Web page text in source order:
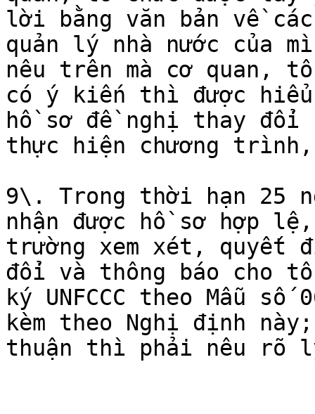
lời bằng văn bản về
quản lý nhà nước của
nêu trên mà cơ quan,
có ý kiến thì được
hồ sơ đề nghị thay đổi
thực hiện chương
9\. Trong thời hạn 25
nhận được hồ sơ hợp
trường xem xét, quyết
đổi và thông báo cho
ký UNFCCC theo Mẫu
kèm theo Nghị định